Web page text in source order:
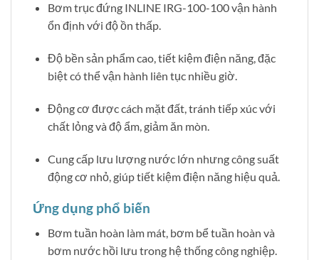
Bơm trục đứng INLINE IRG-100-100 vận hành
ổn định với độ ồn thấp.
Độ bền sản phẩm cao, tiết kiệm điện năng, đặc
biệt có thể vận hành liên tục nhiều giờ.
Động cơ được cách mặt đất, tránh tiếp xúc với
chất lỏng và độ ẩm, giảm ăn mòn.
Cung cấp lưu lượng nước lớn nhưng công suất
động cơ nhỏ, giúp tiết kiệm điện năng hiệu quả.
Ứng dụng phổ biến
Bơm tuần hoàn làm mát, bơm bể tuần hoàn và
bơm nước hồi lưu trong hệ thống công nghiệp.